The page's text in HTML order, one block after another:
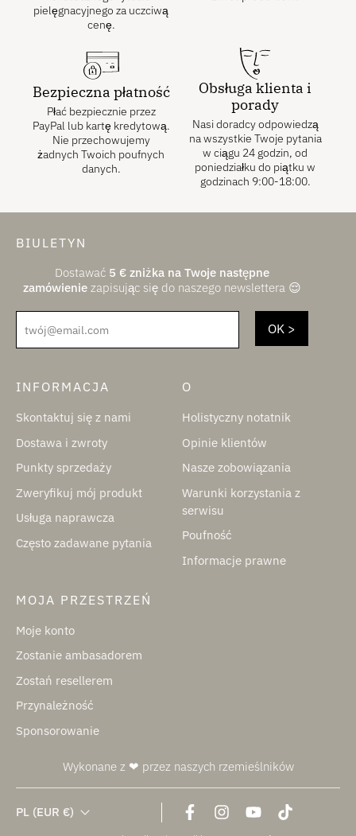
pielęgnacyjnego za uczciwą
cenę.
Bezpieczna płatność
Płać bezpiecznie przez
PayPal lub kartę kredytową.
Nie przechowujemy
żadnych Twoich poufnych
danych.
Obsługa klienta i
porady
Nasi doradcy odpowiedzą
na wszystkie Twoje pytania
w ciągu 24 godzin, od
poniedziałku do piątku w
godzinach 9:00-18:00.
BIULETYN
Dostawać 5 € zniżka na Twoje następne
zamówienie zapisując się do naszego newslettera 😌
twój@email.com
INFORMACJA
Skontaktuj się z nami
Dostawa i zwroty
Punkty sprzedaży
Zweryfikuj mój produkt
Usługa naprawcza
Często zadawane pytania
O
Holistyczny notatnik
Opinie klientów
Nasze zobowiązania
Warunki korzystania z
serwisu
Poufność
Informacje prawne
MOJA PRZESTRZEŃ
Moje konto
Zostanie ambasadorem
Zostań resellerem
Przynależność
Sponsorowanie
PL (EUR €)
Wykonane z ❤ przez naszych rzemieślników